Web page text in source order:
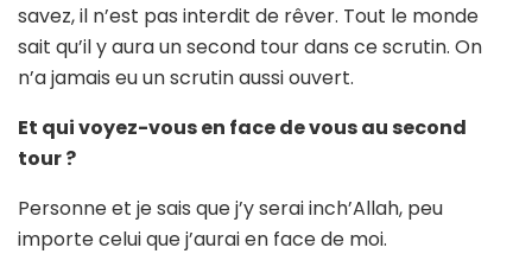
savez, il n’est pas interdit de rêver. Tout le monde
sait qu’il y aura un second tour dans ce scrutin. On
n’a jamais eu un scrutin aussi ouvert.
Et qui voyez-vous en face de vous au second
tour ?
Personne et je sais que j’y serai inch’Allah, peu
importe celui que j’aurai en face de moi.